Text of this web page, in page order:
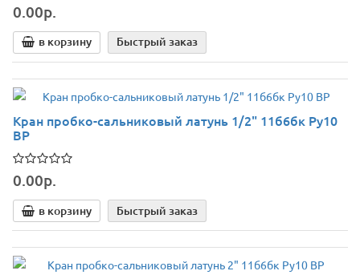
0.00р.
в корзину Быстрый заказ
Кран пробко-сальниковый латунь 1/2" 11б6бк Ру10
ВР
0.00р.
в корзину Быстрый заказ